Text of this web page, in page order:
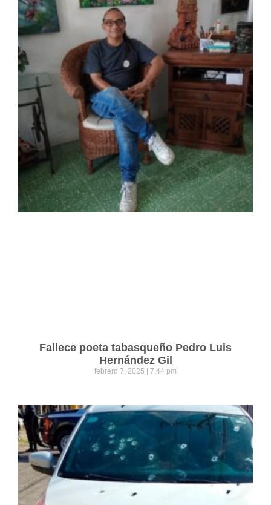
Fallece poeta tabasqueño Pedro Luis
Hernández Gil
febrero 7, 2025 7:44 pm